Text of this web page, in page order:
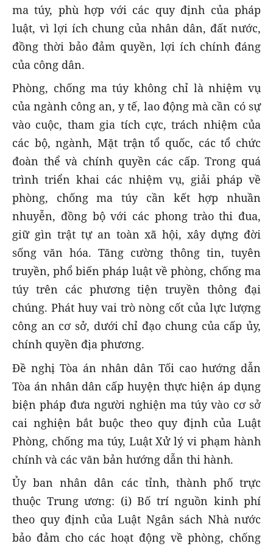
ma túy, phù hợp với các quy định của pháp
luật, vì lợi ích chung của nhân dân, đất nước,
đồng thời bảo đảm quyền, lợi ích chính đáng
của công dân.
Phòng, chống ma túy không chỉ là nhiệm vụ
của ngành công an, y tế, lao động mà cần có sự
vào cuộc, tham gia tích cực, trách nhiệm của
các bộ, ngành, Mặt trận tổ quốc, các tổ chức
đoàn thể và chính quyền các cấp. Trong quá
trình triển khai các nhiệm vụ, giải pháp về
phòng, chống ma túy cần kết hợp nhuần
nhuyễn, đồng bộ với các phong trào thi đua,
giữ gìn trật tự an toàn xã hội, xây dựng đời
sống văn hóa. Tăng cường thông tin, tuyên
truyền, phổ biến pháp luật về phòng, chống ma
túy trên các phương tiện truyền thông đại
chúng. Phát huy vai trò nòng cốt của lực lượng
công an cơ sở, dưới chỉ đạo chung của cấp ủy,
chính quyền địa phương.
Đề nghị Tòa án nhân dân Tối cao hướng dẫn
Tòa án nhân dân cấp huyện thực hiện áp dụng
biện pháp đưa người nghiện ma túy vào cơ sở
cai nghiện bắt buộc theo quy định của Luật
Phòng, chống ma túy, Luật Xử lý vi phạm hành
chính và các văn bản hướng dẫn thi hành.
Ủy ban nhân dân các tỉnh, thành phố trực
thuộc Trung ương: (i) Bố trí nguồn kinh phí
theo quy định của Luật Ngân sách Nhà nước
bảo đảm cho các hoạt động về phòng, chống